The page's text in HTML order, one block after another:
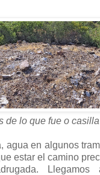
de lo que fue o
agua en algunos
estar el camino
Llegamos